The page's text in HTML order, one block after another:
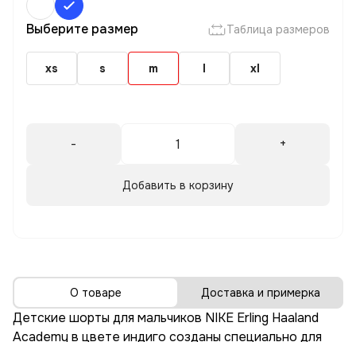
Выберите размер Таблица размеров
xs s m l xl
- +
Добавить в корзину
О товаре Доставка и примерка
Детские шорты для мальчиков NIKE Erling Haaland
Academy в цвете индиго созданы специально для